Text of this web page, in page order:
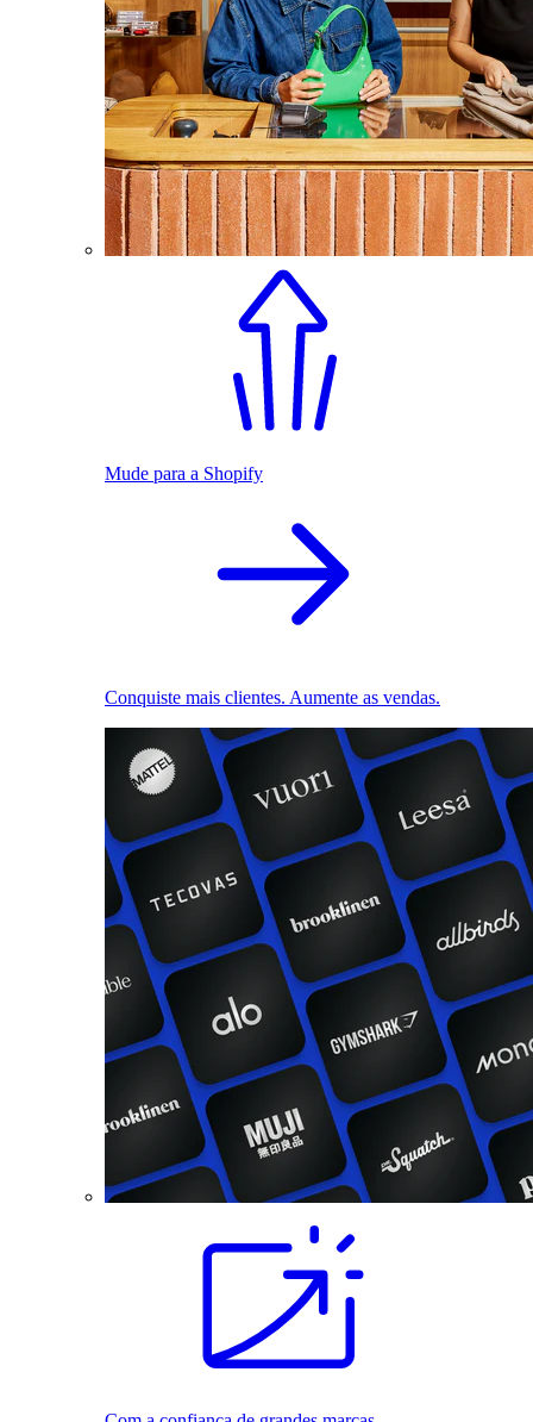
Mude para a Shopify
Conquiste mais clientes. Aumente as vendas.